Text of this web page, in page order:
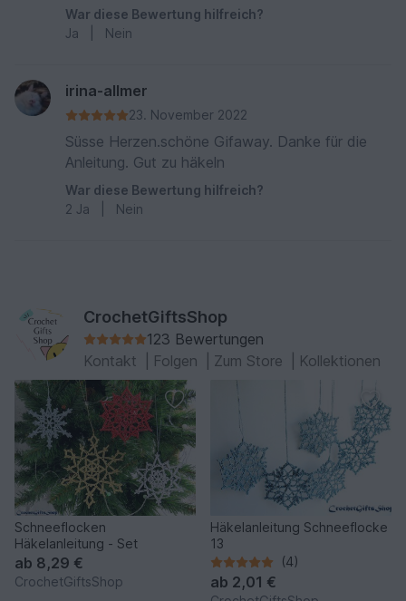
War diese Bewertung hilfreich?
Ja
Nein
irina-allmer
23. November 2022
Süsse Herzen.schöne Gifaway. Danke für die
Anleitung. Gut zu häkeln
War diese Bewertung hilfreich?
2 Ja Nein
CrochetGiftsShop
123 Bewertungen
Kontakt
Folgen Zum Store Kollektionen
Schneeflocken
Häkelanleitung - Set
ab 8,29 €
CrochetGiftsShop
Häkelanleitung Schneeflocke
13
(4)
ab 2,01 €